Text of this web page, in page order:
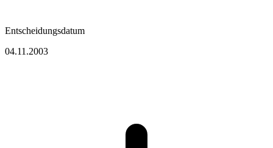
Entscheidungsdatum
04.11.2003